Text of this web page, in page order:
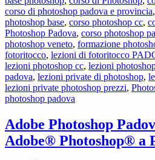
corso di photoshop padova e provincia,
photoshop base, corso photoshop cc,
Photoshop Padova, corso photoshop
photoshop veneto, formazione
fotoritocco, lezioni di fotoritocco
lezioni photoshop cc, lezioni
padova, lezioni private di photoshop,
lezioni private photoshop prezzi,
photoshop padova
Adobe Photoshop
Adobe® Photoshop® a